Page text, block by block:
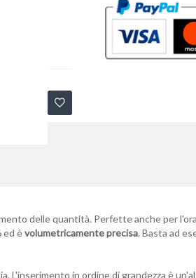
delle quantità. Perfette anche per
ed èvolumetricamente precisa. Basta ad
L'inserimento in ordine di grandezza è